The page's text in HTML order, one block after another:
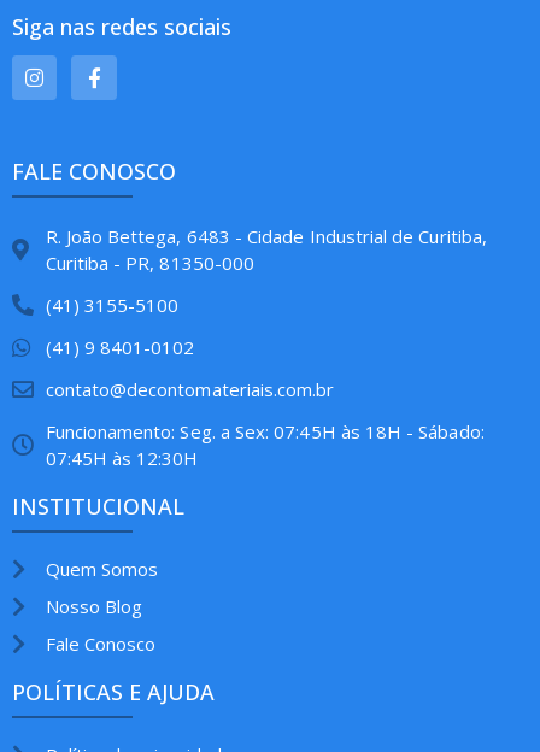
Siga nas redes sociais
FALE CONOSCO
R. João Bettega, 6483 - Cidade Industrial de Curitiba,
Curitiba - PR, 81350-000
(41) 3155-5100
(41) 9 8401-0102
contato@decontomateriais.com.br
Funcionamento: Seg. a Sex: 07:45H às 18H - Sábado:
07:45H às 12:30H
INSTITUCIONAL
Quem Somos
Nosso Blog
Fale Conosco
POLÍTICAS E AJUDA